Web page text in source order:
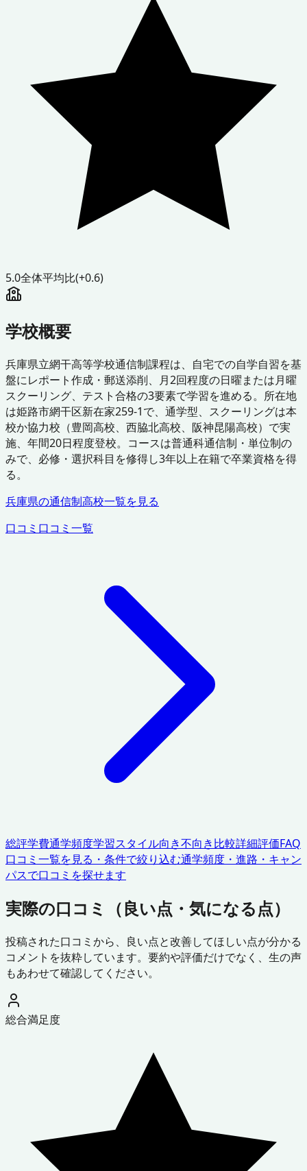
5.0全体平均比(+0.6)
学校概要
兵庫県立網干高等学校通信制課程は、自宅での自学自習を基
盤にレポート作成・郵送添削、月2回程度の日曜または月曜
スクーリング、テスト合格の3要素で学習を進める。所在地
は姫路市網干区新在家259-1で、通学型、スクーリングは本
校か協力校（豊岡高校、西脇北高校、阪神昆陽高校）で実
施、年間20日程度登校。コースは普通科通信制・単位制の
みで、必修・選択科目を修得し3年以上在籍で卒業資格を得
る。
兵庫県の通信制高校一覧を見る
口コミ 口コミ一覧
総評学費通学頻度学習スタイル向き不向き比較詳細評価FAQ
口コミ一覧を見る・条件で絞り込む通学頻度・進路・キャン
パスで口コミを探せます
実際の口コミ（良い点・気になる点）
投稿された口コミから、良い点と改善してほしい点が分かる
コメントを抜粋しています。要約や評価だけでなく、生の声
もあわせて確認してください。
総合満足度